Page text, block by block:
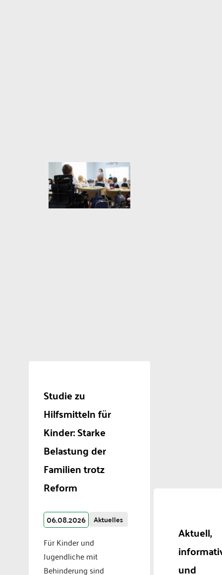
Studie zu
Hilfsmitteln für
Kinder: Starke
Belastung der
Familien trotz
Reform
06.08.2026 Aktuelles
Für Kinder und
Jugendliche mit
Behinderung sind
Aktuell,
und